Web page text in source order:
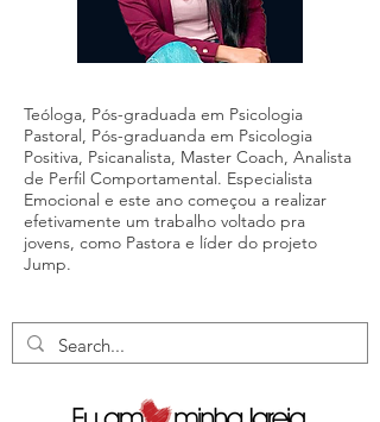
Teóloga, Pós-graduada em Psicologia
Pastoral, Pós-graduanda em Psicologia
Positiva, Psicanalista, Master Coach, Analista
de Perfil Comportamental. Especialista
Emocional e este ano começou a realizar
efetivamente um trabalho voltado pra
jovens, como Pastora e líder do projeto
Jump.